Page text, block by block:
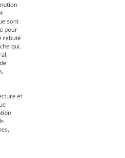
sont
pour
rebuté
qui,
et